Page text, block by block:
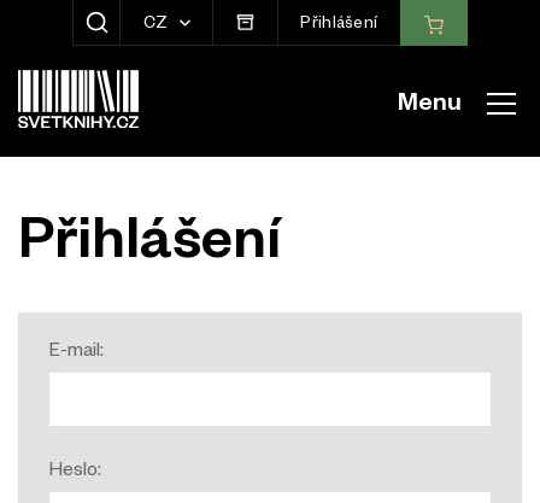
ZOBRAZIT HLEDÁNÍ
CZ Přihlášení
Menu
Přihlášení
E-mail:
Heslo: